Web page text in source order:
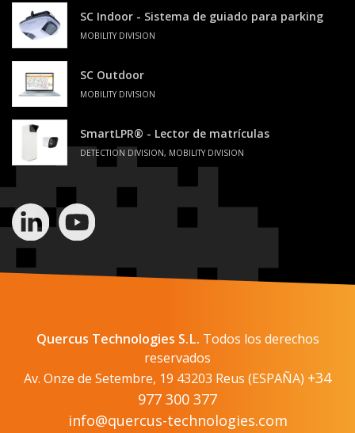
SC Indoor - Sistema de guiado para parking
MOBILITY DIVISION
SC Outdoor
MOBILITY DIVISION
SmartLPR® - Lector de matrículas
DETECTION DIVISION, MOBILITY DIVISION
Quercus Technologies S.L. Todos los derechos
reservados
Av. Onze de Setembre, 19 43203 Reus (ESPAÑA) +34
977 300 377
info@quercus-technologies.com